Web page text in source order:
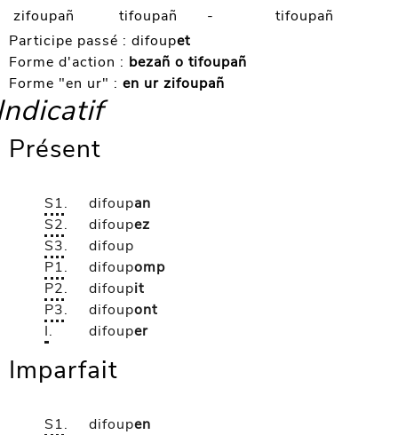
zifoupañ
tifoupañ -
tifoupañ
Participe passé : difoupet
Forme d'action : bezañ o tifoupañ
Forme "en ur" : en ur zifoupañ
Présent
S1. difoupan
S2. difoupez
S3.
difoup
P1. difoupomp
P2. difoupit
P3. difoupont
I. difouper
Imparfait
S1. difoupen